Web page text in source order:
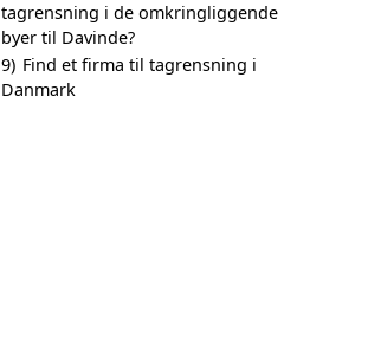
tagrensning i de omkringliggende
byer til Davinde?
9) Find et firma til tagrensning i
Danmark